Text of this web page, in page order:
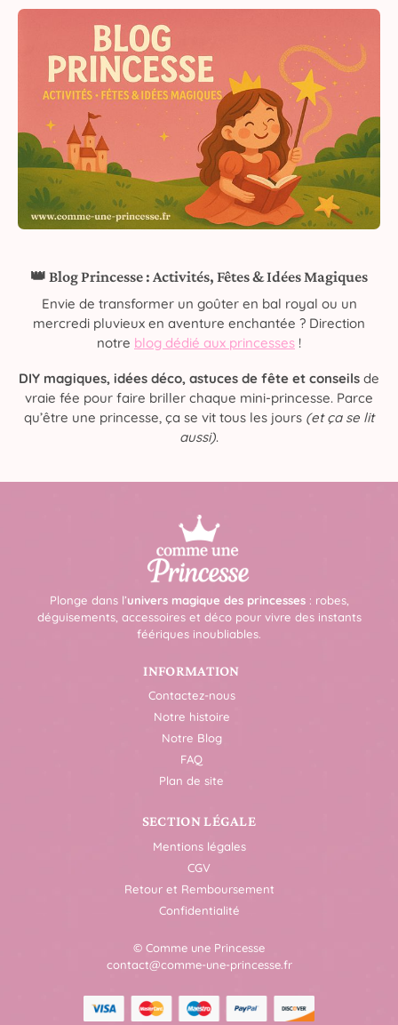
👑 Blog Princesse : Activités, Fêtes & Idées Magiques
Envie de transformer un goûter en bal royal ou un
mercredi pluvieux en aventure enchantée ? Direction
notre blog dédié aux princesses !
DIY magiques, idées déco, astuces de fête et conseils de
vraie fée pour faire briller chaque mini-princesse. Parce
qu’être une princesse, ça se vit tous les jours (et ça se lit
aussi).
Plonge dans l’univers magique des princesses: robes,
déguisements, accessoires et déco pour vivre des instants
féériques inoubliables.
INFORMATION
Contactez-nous
Notre histoire
Notre Blog
FAQ
Plan de site
SECTION LÉGALE
Mentions légales
CGV
Retour et Remboursement
Confidentialité
© Comme une Princesse
contact@comme-une-princesse.fr